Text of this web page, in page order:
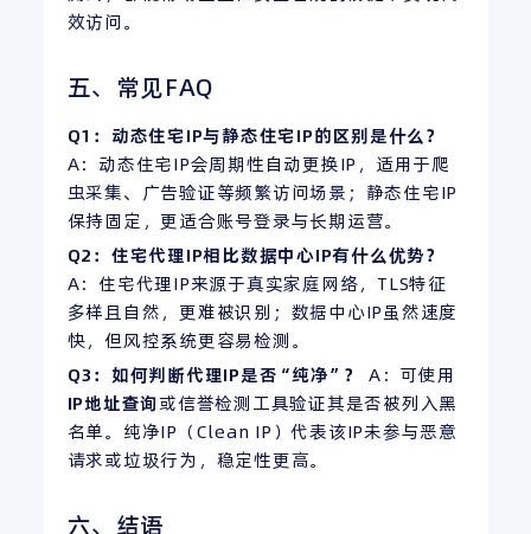
效访问。
五、常见FAQ
Q1：动态住宅IP与静态住宅IP的区别是什么？
A：动态住宅IP会周期性自动更换IP，适用于爬
虫采集、广告验证等频繁访问场景；静态住宅IP
保持固定，更适合账号登录与长期运营。
Q2：住宅代理IP相比数据中心IP有什么优势？
A：住宅代理IP来源于真实家庭网络，TLS特征
多样且自然，更难被识别；数据中心IP虽然速度
快，但风控系统更容易检测。
Q3：如何判断代理IP是否“纯净”？
A：可使用
IP地址查询或信誉检测工具验证其是否被列入黑
名单。纯净IP（Clean IP）代表该IP未参与恶意
请求或垃圾行为，稳定性更高。
六、结语